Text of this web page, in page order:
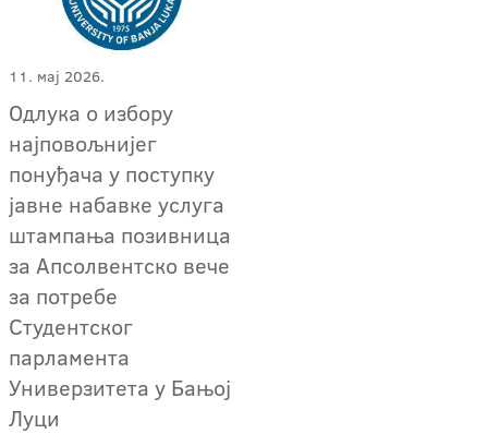
11. мај 2026.
Одлука о избору
најповољнијег
понуђача у поступку
јавне набавке услуга
штампања позивница
за Апсолвентско вече
за потребе
Студентског
парламента
Универзитета у Бањој
Луци